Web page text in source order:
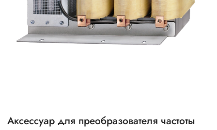
Аксессуар для преобразователя частоты